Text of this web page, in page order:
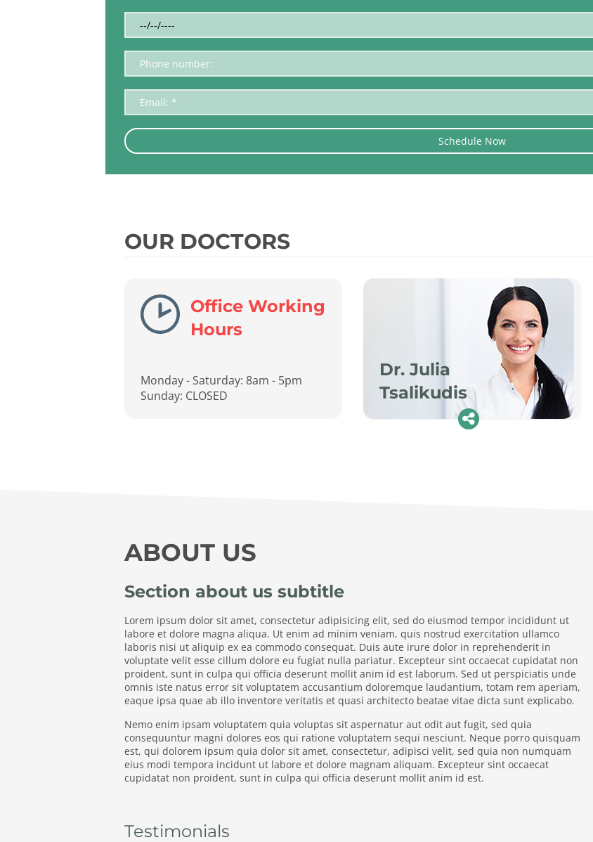
OUR DOCTORS
Office Working
Hours
Monday - Saturday: 8am - 5pm
Sunday: CLOSED
Dr. Julia
Tsalikudis
ABOUT US
Section about us subtitle
Lorem ipsum dolor sit amet, consectetur adipisicing elit, sed do eiusmod tempor incididunt ut
labore et dolore magna aliqua. Ut enim ad minim veniam, quis nostrud exercitation ullamco
laboris nisi ut aliquip ex ea commodo consequat. Duis aute irure dolor in reprehenderit in
voluptate velit esse cillum dolore eu fugiat nulla pariatur. Excepteur sint occaecat cupidatat non
proident, sunt in culpa qui officia deserunt mollit anim id est laborum. Sed ut perspiciatis unde
omnis iste natus error sit voluptatem accusantium doloremque laudantium, totam rem aperiam,
eaque ipsa quae ab illo inventore veritatis et quasi architecto beatae vitae dicta sunt explicabo.
Nemo enim ipsam voluptatem quia voluptas sit aspernatur aut odit aut fugit, sed quia
consequuntur magni dolores eos qui ratione voluptatem sequi nesciunt. Neque porro quisquam
est, qui dolorem ipsum quia dolor sit amet, consectetur, adipisci velit, sed quia non numquam
eius modi tempora incidunt ut labore et dolore magnam aliquam. Excepteur sint occaecat
cupidatat non proident, sunt in culpa qui officia deserunt mollit anim id est.
Testimonials